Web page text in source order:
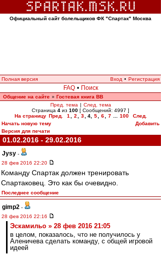
Официальный сайт болельщиков ФК "Спартак" Москва
Полная версия Вход • Регистрация
FAQ • Поиск
Общение на сайте » Гостевая книга ВВ
Пред. тема | След. тема
Страница 4 из 100 [ Сообщений: 4997 ]
На страницу Пред. 1 2 3 4, 5 6 7 100
След.
Начать новую тему
Добавить
Версия для печати
01.02.2016 - 29.02.2016
Jysy -
28 фев 2016 22:20
Команду Спартак должен тренировать
Спартаковец. Это как бы очевидно.
Последнее сообщение
gimp2 -
28 фев 2016 22:16
Эскамильо » 28 фев 2016 21:05
в целом, показалось, что не получилось у
Аленичева сделать команду, с общей игровой
идеей